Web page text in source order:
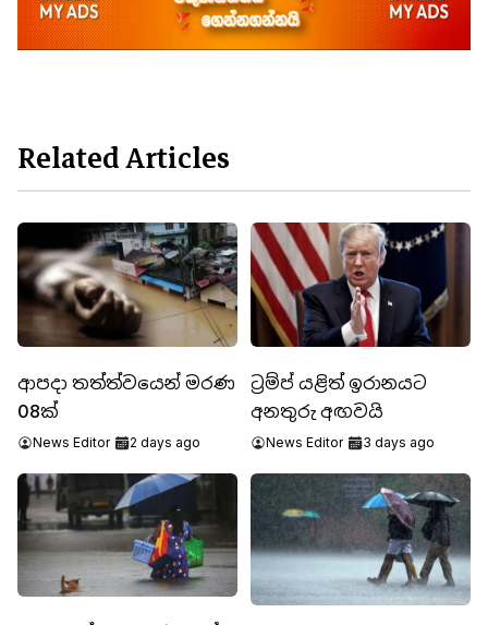
Related Articles
ආපදා තත්ත්වයෙන් මරණ
08ක්
News Editor 2 days ago
ට්‍රම්ප් යළිත් ඉරානයට
අනතුරු අඟවයි
News Editor 3 days ago